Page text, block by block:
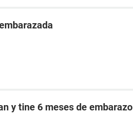
y tine 6 meses de embarazo